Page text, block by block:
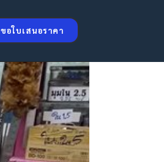
ขอใบเสนอราคา